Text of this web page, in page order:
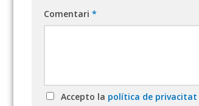
Comentari *
Accepto la política de privacitat